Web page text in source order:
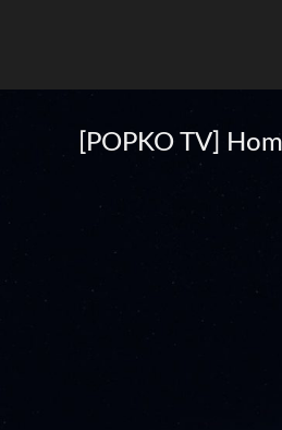
[POPKO TV]